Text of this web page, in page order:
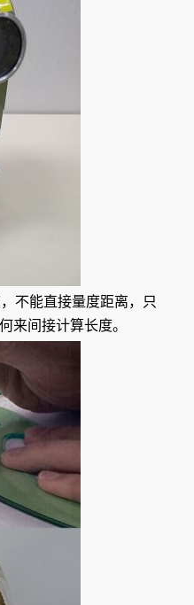
不能直接量度距离，只
来间接计算长度。